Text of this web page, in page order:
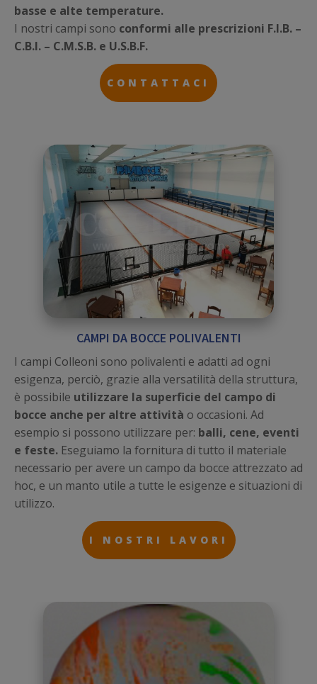
basse e alte temperature.
I nostri campi sono conformi alle prescrizioni F.I.B. –
C.B.I. – C.M.S.B. e U.S.B.F.
CONTATTACI
CAMPI DA BOCCE POLIVALENTI
I campi Colleoni sono polivalenti e adatti ad ogni
esigenza, perciò, grazie alla versatilità della struttura,
è possibile utilizzare la superficie del campo di
bocce anche per altre attività o occasioni. Ad
esempio si possono utilizzare per: balli, cene, eventi
e feste. Eseguiamo la fornitura di tutto il materiale
necessario per avere un campo da bocce attrezzato ad
hoc, e un manto utile a tutte le esigenze e situazioni di
utilizzo.
I NOSTRI LAVORI